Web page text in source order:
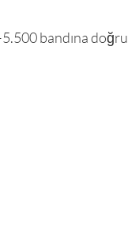
bandına doğru